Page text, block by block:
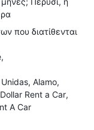
που διατίθενται
Unidas Alamo
Dollar Rent a Car
A Car